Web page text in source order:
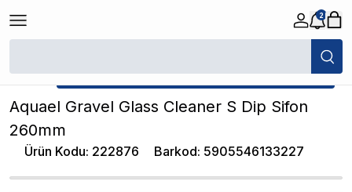
2
/ Aquael Gravel Glass
★ Atakan Petshop, Aquael yetkili satıcısıdır.
Aquael Gravel Glass Cleaner S Dip Sifon
260mm
Ürün Kodu: 222876 Barkod: 5905546133227